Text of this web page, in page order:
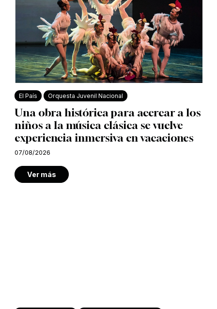
El País Orquesta Juvenil Nacional
Una obra histórica para acercar a los
niños a la música clásica se vuelve
experiencia inmersiva en vacaciones
07/08/2026
Ver más